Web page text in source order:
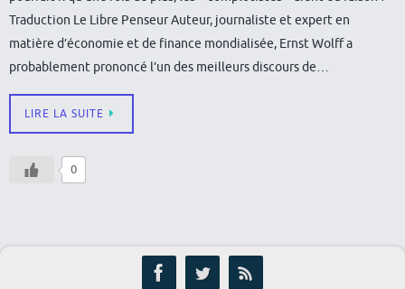
Traduction Le Libre Penseur Auteur, journaliste et expert en
matière d’économie et de finance mondialisée, Ernst Wolff a
probablement prononcé l’un des meilleurs discours de…
LIRE LA SUITE
0